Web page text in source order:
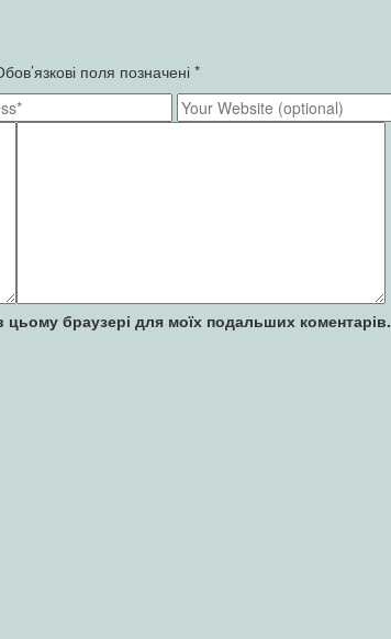
поля позначені*
браузері для моїх подальших коментарів.